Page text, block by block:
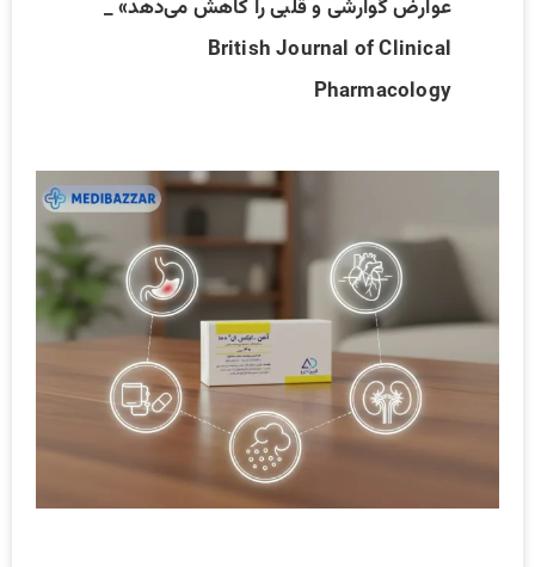
عوارض گوارشی و قلبی را کاهش می‌دهد» _
British Journal of Clinical
Pharmacology